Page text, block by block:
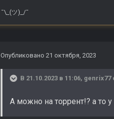
¯\_(ツ)_/¯
Опубликовано 21 октября, 2023
В 21.10.2023 в 11:06, genrix77
А можно на торрент!? а то